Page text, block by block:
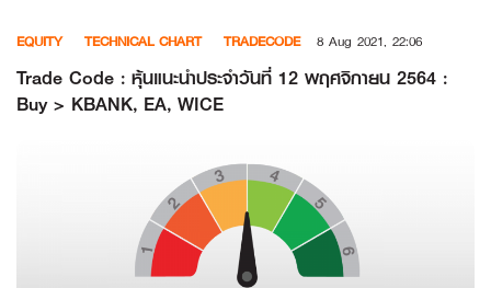
content
EQUITY TECHNICAL CHART TRADECODE 8 Aug 2021, 22:06
Trade Code : หุ้นแนะนำประจำวันที่ 12 พฤศจิกายน 2564 :
Buy > KBANK, EA, WICE